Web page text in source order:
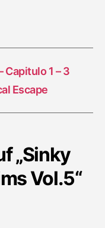
Capitulo 1 – 3
Escape
„Sinky
Vol.5“